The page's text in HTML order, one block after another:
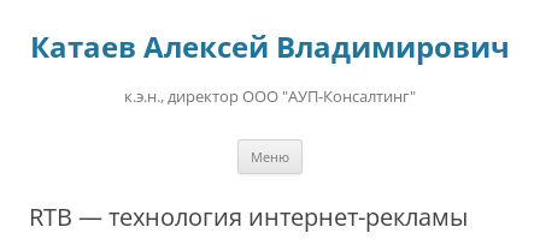
содержимому
Катаев Алексей Владимирович
к.э.н., директор ООО "АУП-Консалтинг"
Меню
RTB — технология интернет-рекламы